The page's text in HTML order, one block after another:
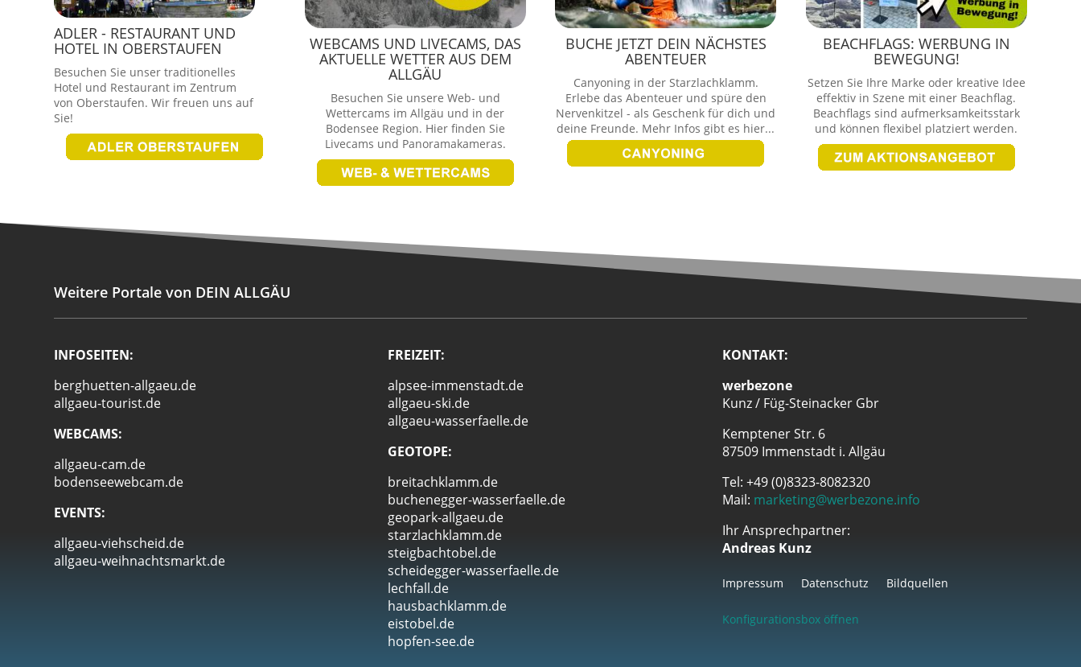
ADLER - RESTAURANT UND
HOTEL IN OBERSTAUFEN
Besuchen Sie unser traditionelles
Hotel und Restaurant im Zentrum
von Oberstaufen. Wir freuen uns auf
Sie!
WEBCAMS UND LIVECAMS, DAS
AKTUELLE WETTER AUS DEM
ALLGÄU
Besuchen Sie unsere Web- und
Wettercams im Allgäu und in der
Bodensee Region. Hier finden Sie
Livecams und Panoramakameras.
BUCHE JETZT DEIN NÄCHSTES
ABENTEUER
Canyoning in der Starzlachklamm.
Erlebe das Abenteuer und spüre den
Nervenkitzel - als Geschenk für dich und
deine Freunde. Mehr Infos gibt es hier...
BEACHFLAGS: WERBUNG IN
BEWEGUNG!
Setzen Sie Ihre Marke oder kreative Idee
effektiv in Szene mit einer Beachflag.
Beachflags sind aufmerksamkeitsstark
und können flexibel platziert werden.
Weitere Portale von DEIN ALLGÄU
INFOSEITEN:
berghuetten-allgaeu.de
allgaeu-tourist.de
WEBCAMS:
allgaeu-cam.de
bodenseewebcam.de
EVENTS:
allgaeu-viehscheid.de
allgaeu-weihnachtsmarkt.de
FREIZEIT:
alpsee-immenstadt.de
allgaeu-ski.de
allgaeu-wasserfaelle.de
GEOTOPE:
breitachklamm.de
buchenegger-wasserfaelle.de
geopark-allgaeu.de
starzlachklamm.de
steigbachtobel.de
scheidegger-wasserfaelle.de
lechfall.de
hausbachklamm.de
eistobel.de
hopfen-see.de
KONTAKT:
werbezone
Kunz / Füg-Steinacker Gbr
Kemptener Str. 6
87509 Immenstadt i. Allgäu
Tel: +49 (0)8323-8082320
Mail: marketing@werbezone.info
Ihr Ansprechpartner:
Andreas Kunz
Impressum Datenschutz Bildquellen
Konfigurationsbox öffnen